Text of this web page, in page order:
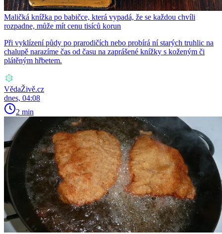
Maličká knížka po babičce, která vypadá, že se každou chvíli
rozpadne, může mít cenu tisíců korun
Při vyklízení půdy po prarodičích nebo probírá ní starých truhlic na
chalupě narazíme čas od času na zaprášené knížky s koženým či
plátěným hřbetem.
VědaŽivě.cz
dnes, 04:08
2 min